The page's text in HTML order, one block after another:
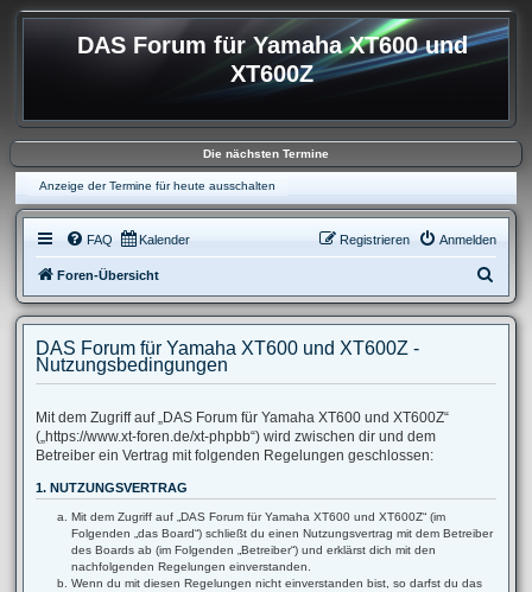
DAS Forum für Yamaha XT600 und
XT600Z
Die nächsten Termine
Anzeige der Termine für heute ausschalten
FAQ Kalender Anmelden
Registrieren
Foren-Übersicht
u
e
DAS Forum für Yamaha XT600 und XT600Z -
Nutzungsbedingungen
Mit dem Zugriff auf „DAS Forum für Yamaha XT600 und XT600Z“
(„https://www.xt-foren.de/xt-phpbb“) wird zwischen dir und dem
Betreiber ein Vertrag mit folgenden Regelungen geschlossen:
1. NUTZUNGSVERTRAG
Mit dem Zugriff auf „DAS Forum für Yamaha XT600 und XT600Z“ (im
Folgenden „das Board“) schließt du einen Nutzungsvertrag mit dem Betreiber
des Boards ab (im Folgenden „Betreiber“) und erklärst dich mit den
nachfolgenden Regelungen einverstanden.
Wenn du mit diesen Regelungen nicht einverstanden bist, so darfst du das